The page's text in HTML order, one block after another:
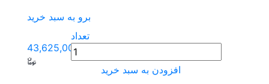
برو به سبد خرید
43,625,000
تعداد
افزودن به سبد خرید